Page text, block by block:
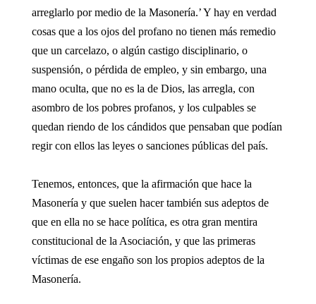
arreglarlo por medio de la Masonería.’ Y hay en verdad
cosas que a los ojos del profano no tienen más remedio
que un carcelazo, o algún castigo disciplinario, o
suspensión, o pérdida de empleo, y sin embargo, una
mano oculta, que no es la de Dios, las arregla, con
asombro de los pobres profanos, y los culpables se
quedan riendo de los cándidos que pensaban que podían
regir con ellos las leyes o sanciones públicas del país.
Tenemos, entonces, que la afirmación que hace la
Masonería y que suelen hacer también sus adeptos de
que en ella no se hace política, es otra gran mentira
constitucional de la Asociación, y que las primeras
víctimas de ese engaño son los propios adeptos de la
Masonería.